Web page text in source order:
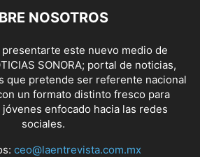
NOSOTROS
presentarte este nuevo medio de
SONORA; portal de noticias,
que pretende ser referente nacional
un formato distinto fresco para
enfocado hacia las redes
sociales.
ceo@laentrevista.com.mx